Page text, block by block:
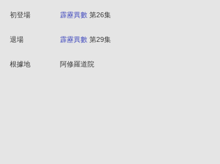
初登場 霹靂異數 第26集
退場 霹靂異數 第29集
根據地 阿修羅道院